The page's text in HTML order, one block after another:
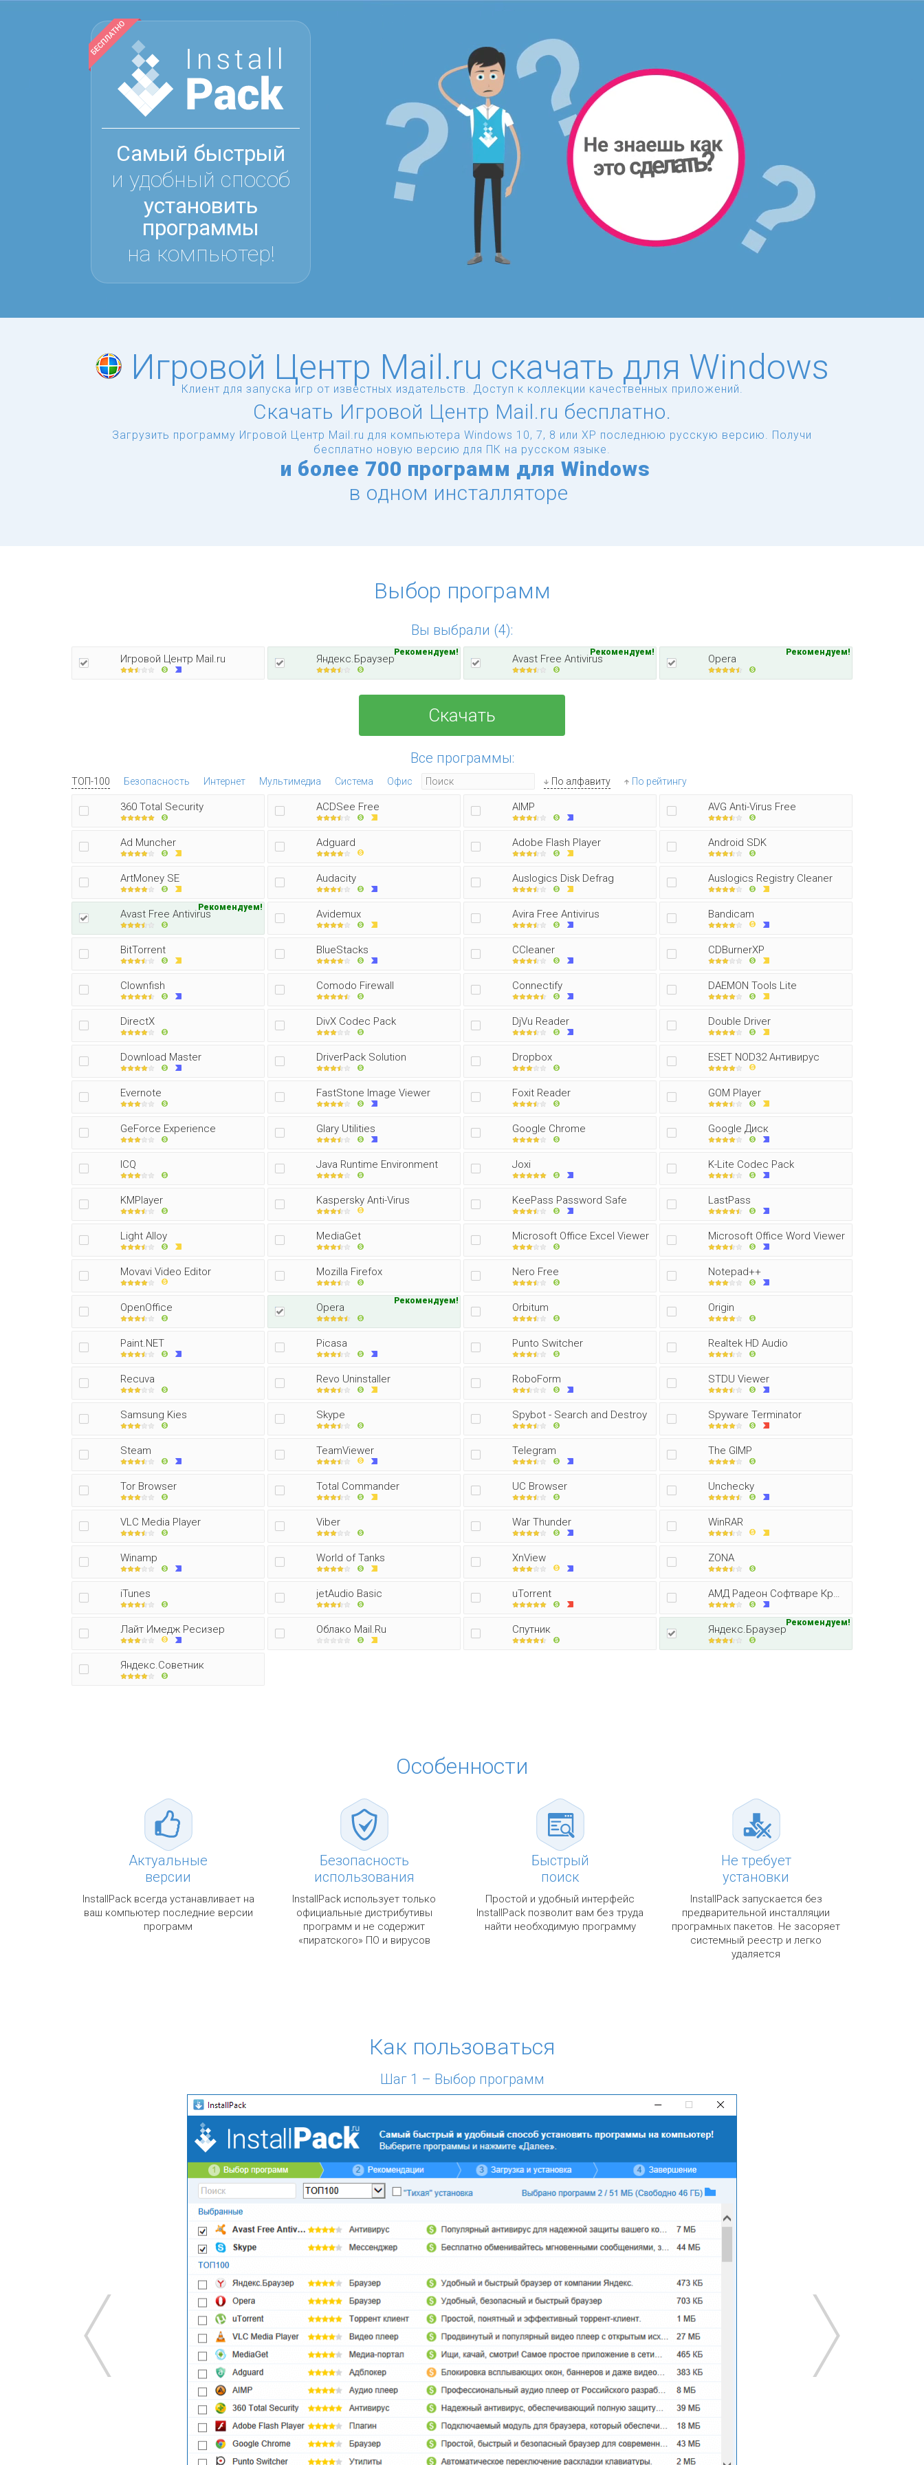
Самый быстрый
и удобный способ
установить
программы
на компьютер!
Игровой Центр Mail.ru скачать для Windows
Клиент для запуска игр от известных издательств. Доступ к коллекции качественных приложений.
Скачать Игровой Центр Mail.ru бесплатно.
Загрузить программу Игровой Центр Mail.ru для компьютера Windows 10, 7, 8 или XP последнюю русскую версию. Получи
бесплатно новую версию для ПК на русском языке.
и более 700 программ для Windows
в одном инсталляторе
Выбор программ
Вы выбрали (4):
Игровой Центр Mail.ru Яндекс.Браузер
Рекомендуем!
Avast Free Antivirus
Рекомендуем!
Opera
Рекомендуем!
Скачать
Все программы:
ТОП-100 Безопасность Интернет Мультимедиа Система Офис По алфавиту По рейтингу
360 Total Security ACDSee Free AIMP AVG Anti-Virus Free
Ad Muncher Adguard Adobe Flash Player Android SDK
ArtMoney SE Audacity Auslogics Disk Defrag Auslogics Registry Cleaner
Avast Free Antivirus
Рекомендуем!
Avidemux Avira Free Antivirus Bandicam
BitTorrent BlueStacks CCleaner CDBurnerXP
Clownfish Comodo Firewall Connectify DAEMON Tools Lite
DirectX DivX Codec Pack DjVu Reader Double Driver
Download Master DriverPack Solution Dropbox ESET NOD32 Антивирус
Evernote FastStone Image Viewer Foxit Reader GOM Player
GeForce Experience Glary Utilities Google Chrome Google Диск
ICQ Java Runtime Environment Joxi K-Lite Codec Pack
KMPlayer Kaspersky Anti-Virus KeePass Password Safe LastPass
Light Alloy MediaGet Microsoft Office Excel Viewer Microsoft Office Word Viewer
Movavi Video Editor Mozilla Firefox Nero Free Notepad++
OpenOffice Opera
Рекомендуем!
Orbitum Origin
Paint.NET Picasa Punto Switcher Realtek HD Audio
Recuva Revo Uninstaller RoboForm STDU Viewer
Samsung Kies Skype Spybot - Search and Destroy Spyware Terminator
Steam TeamViewer Telegram The GIMP
Tor Browser Total Commander UC Browser Unchecky
VLC Media Player Viber War Thunder WinRAR
Winamp World of Tanks XnView ZONA
iTunes jetAudio Basic uTorrent АМД Радеон Софтваре Кримсон Едитор
Лайт Имедж Ресизер Облако Mail.Ru Спутник Яндекс.Браузер
Рекомендуем!
Яндекс.Советник
Особенности
Актуальные
версии
InstallPack всегда устанавливает на
ваш компьютер последние версии
программ
Безопасность
использования
InstallPack использует только
официальные дистрибутивы
программ и не содержит
«пиратского» ПО и вирусов
Быстрый
поиск
Простой и удобный интерфейс
InstallPack позволит вам без труда
найти необходимую программу
Не требует
установки
InstallPack запускается без
предварительной инсталляции
програмных пакетов. Не засоряет
системный реестр и легко
удаляется
Как пользоваться
Шаг 1 – Выбор программ